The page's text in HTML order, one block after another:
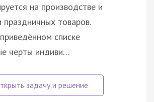
на производстве и
праздничных товаров.
списке
черты индиви…